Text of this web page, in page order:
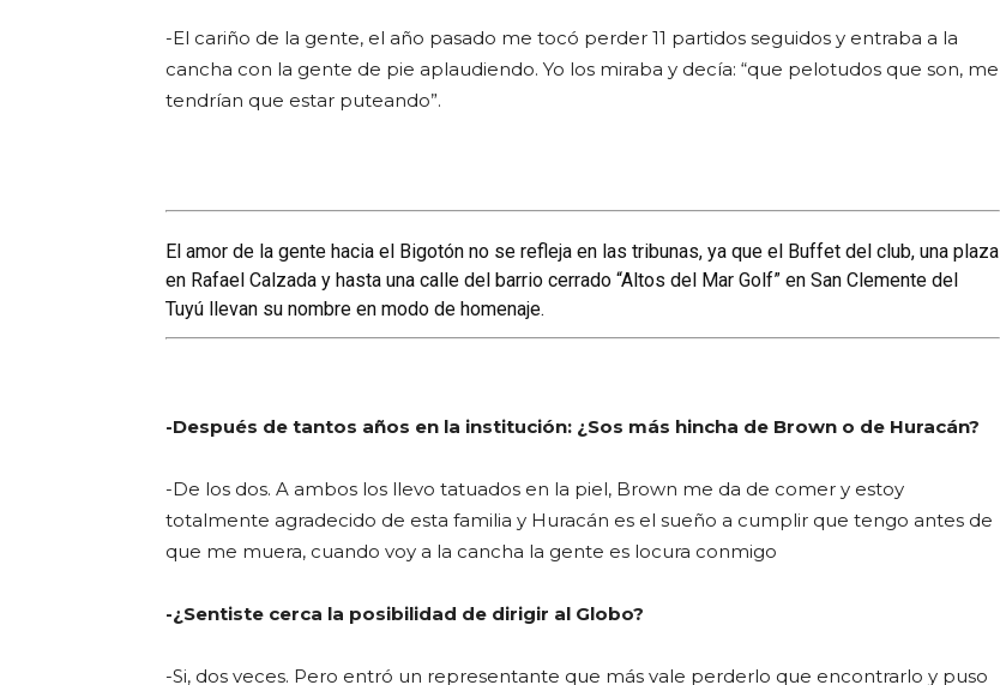
-El cariño de la gente, el año pasado me tocó perder 11 partidos seguidos y entraba a la
cancha con la gente de pie aplaudiendo. Yo los miraba y decía: “que pelotudos que son, me
tendrían que estar puteando”.
El amor de la gente hacia el Bigotón no se refleja en las tribunas, ya que el Buffet del club, una plaza
en Rafael Calzada y hasta una calle del barrio cerrado “Altos del Mar Golf” en San Clemente del
Tuyú llevan su nombre en modo de homenaje.
-Después de tantos años en la institución: ¿Sos más hincha de Brown o de Huracán?
-De los dos. A ambos los llevo tatuados en la piel, Brown me da de comer y estoy
totalmente agradecido de esta familia y Huracán es el sueño a cumplir que tengo antes de
que me muera, cuando voy a la cancha la gente es locura conmigo
-¿Sentiste cerca la posibilidad de dirigir al Globo?
-Si, dos veces. Pero entró un representante que más vale perderlo que encontrarlo y puso